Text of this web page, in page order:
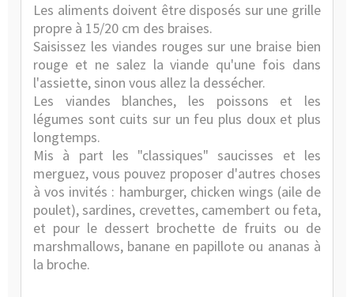
Les aliments doivent être disposés sur une grille
propre à 15/20 cm des braises.
Saisissez les viandes rouges sur une braise bien
rouge et ne salez la viande qu'une fois dans
l'assiette, sinon vous allez la dessécher.
Les viandes blanches, les poissons et les
légumes sont cuits sur un feu plus doux et plus
longtemps.
Mis à part les "classiques" saucisses et les
merguez, vous pouvez proposer d'autres choses
à vos invités : hamburger, chicken wings (aile de
poulet), sardines, crevettes, camembert ou feta,
et pour le dessert brochette de fruits ou de
marshmallows, banane en papillote ou ananas à
la broche.